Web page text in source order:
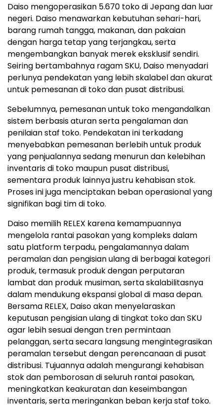
Daiso mengoperasikan 5.670 toko di Jepang dan luar
negeri. Daiso menawarkan kebutuhan sehari-hari,
barang rumah tangga, makanan, dan pakaian
dengan harga tetap yang terjangkau, serta
mengembangkan banyak merek eksklusif sendiri.
Seiring bertambahnya ragam SKU, Daiso menyadari
perlunya pendekatan yang lebih skalabel dan akurat
untuk pemesanan di toko dan pusat distribusi.
Sebelumnya, pemesanan untuk toko mengandalkan
sistem berbasis aturan serta pengalaman dan
penilaian staf toko. Pendekatan ini terkadang
menyebabkan pemesanan berlebih untuk produk
yang penjualannya sedang menurun dan kelebihan
inventaris di toko maupun pusat distribusi,
sementara produk lainnya justru kehabisan stok.
Proses ini juga menciptakan beban operasional yang
signifikan bagi tim di toko.
Daiso memilih RELEX karena kemampuannya
mengelola rantai pasokan yang kompleks dalam
satu platform terpadu, pengalamannya dalam
peramalan dan pengisian ulang di berbagai kategori
produk, termasuk produk dengan perputaran
lambat dan produk musiman, serta skalabilitasnya
dalam mendukung ekspansi global di masa depan.
Bersama RELEX, Daiso akan menyelaraskan
keputusan pengisian ulang di tingkat toko dan SKU
agar lebih sesuai dengan tren permintaan
pelanggan, serta secara langsung mengintegrasikan
peramalan tersebut dengan perencanaan di pusat
distribusi. Tujuannya adalah mengurangi kehabisan
stok dan pemborosan di seluruh rantai pasokan,
meningkatkan keakuratan dan keseimbangan
inventaris, serta meringankan beban kerja staf toko.